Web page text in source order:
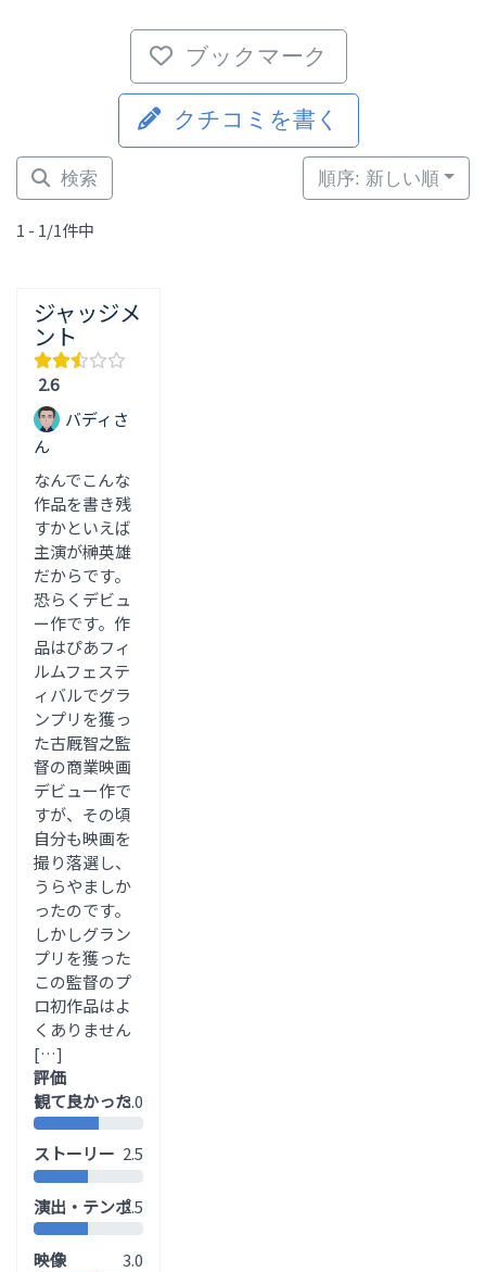
ブックマーク
クチコミを書く
検索
1 - 1/1件中
順序: 新しい順
ジャッジメ
ント
2.6
バディさ
ん
なんでこんな
作品を書き残
すかといえば
主演が榊英雄
だからです。
恐らくデビュ
ー作です。作
品はぴあフィ
ルムフェステ
ィバルでグラ
ンプリを獲っ
た古厩智之監
督の商業映画
デビュー作で
すが、その頃
自分も映画を
撮り落選し、
うらやましか
ったのです。
しかしグラン
プリを獲った
この監督のプ
ロ初作品はよ
くありません
[…]
評価
観て良かった3.0
ストーリー 2.5
演出・テンポ2.5
映像 3.0